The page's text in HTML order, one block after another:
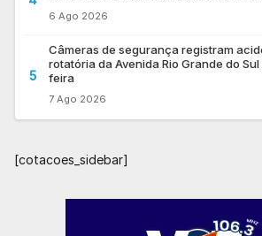
6 Ago 2026
5
Câmeras de segurança registram
rotatória da Avenida Rio Grande do
feira
7 Ago 2026
[cotacoes_sidebar]